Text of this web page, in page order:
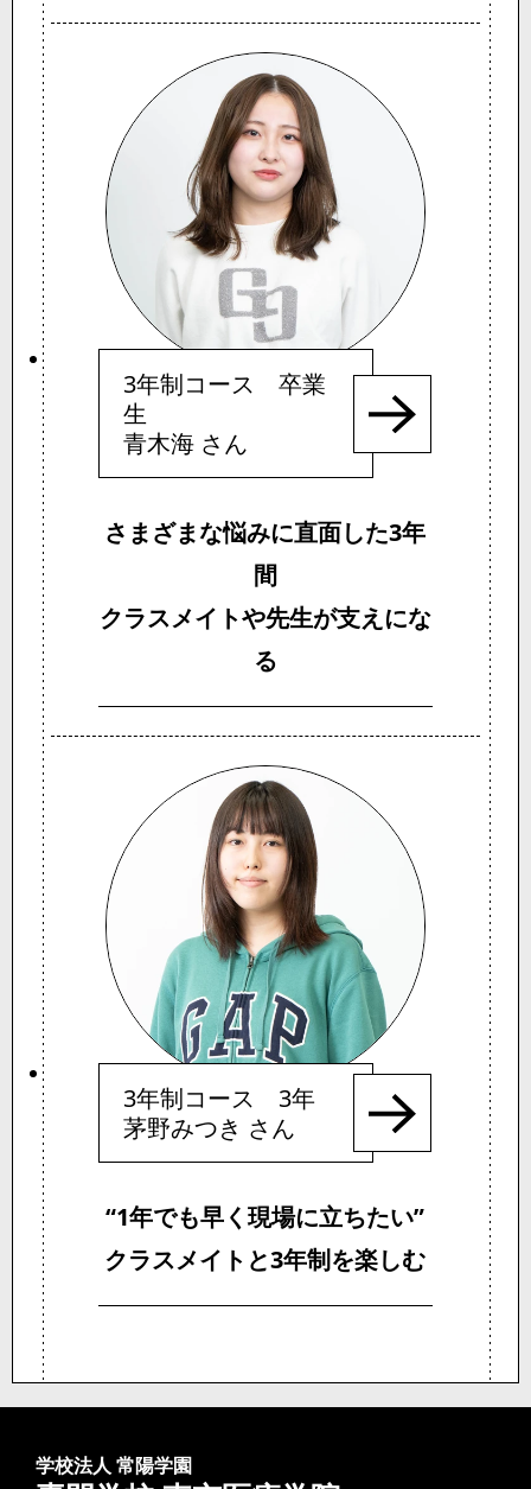
3年制コース 卒業
生
青木海 さん
さまざまな悩みに直面した3年
間
クラスメイトや先生が支えにな
る
3年制コース 3年
茅野みつき さん
“1年でも早く現場に立ちたい”
クラスメイトと3年制を楽しむ
学校法人 常陽学園